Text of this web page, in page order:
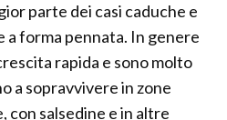
parte dei casi caduche e
a forma pennata. In genere
rapida e sono molto
a sopravvivere in zone
con salsedine e in altre